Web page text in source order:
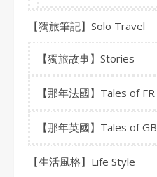
【獨旅筆記】Solo Travel
【獨旅故事】Stories
【那年法國】Tales of FR
【那年英國】Tales of GB
【生活風格】Life Style